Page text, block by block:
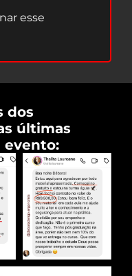
esse
dos
últimas
evento:​